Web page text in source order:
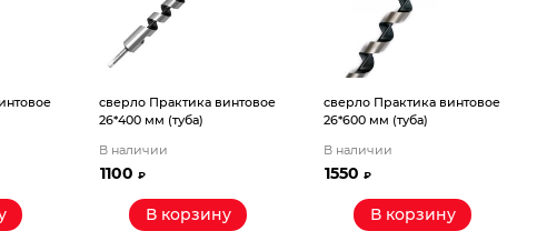
сверло Практика винтовое
26*400 мм (туба)
В наличии
1100₽
В корзину
сверло Практика винтовое
26*600 мм (туба)
В наличии
1550₽
В корзину